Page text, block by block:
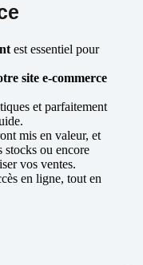
est essentiel pour
site e-commerce
et parfaitement
mis en valeur, et
stocks ou encore
vos ventes.
en ligne, tout en